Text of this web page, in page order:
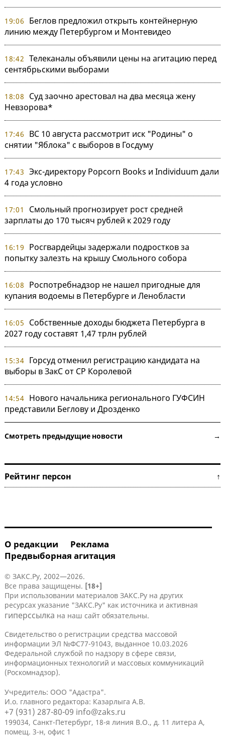
19:06
Беглов предложил открыть контейнерную
линию между Петербургом и Монтевидео
18:42 Телеканалы объявили цены на агитацию перед
сентябрьскими выборами
18:08
Суд заочно арестовал на два месяца жену
Невзорова*
17:46
ВС 10 августа рассмотрит иск "Родины" о
снятии "Яблока" с выборов в Госдуму
17:43 Экс-директору Popcorn Books и Individuum дали
4 года условно
17:01
Смольный прогнозирует рост средней
зарплаты до 170 тысяч рублей к 2029 году
16:19
Росгвардейцы задержали подростков за
попытку залезть на крышу Смольного собора
16:08
Роспотребнадзор не нашел пригодные для
купания водоемы в Петербурге и Ленобласти
16:05
Собственные доходы бюджета Петербурга в
2027 году составят 1,47 трлн рублей
15:34 Горсуд отменил регистрацию кандидата на
выборы в ЗакС от СР Королевой
14:54 Нового начальника регионального ГУФСИН
представили Беглову и Дрозденко
Смотреть предыдущие новости →
Рейтинг персон ↑
О редакции
Реклама
Предвыборная агитация
© ЗАКС.Ру, 2002—2026.
Все права защищены. [18+]
При использовании материалов ЗАКС.Ру на других
ресурсах указание "ЗАКС.Ру" как источника и активная
гиперссылка на наш сайт обязательны.
Свидетельство о регистрации средства массовой
информации ЭЛ №ФС77-91043, выданное 10.03.2026
Федеральной службой по надзору в сфере связи,
информационных технологий и массовых коммуникаций
(Роскомнадзор).
Учредитель: ООО "Адастра".
И.о. главного редактора: Казарлыга А.В.
+7 (931) 287-80-09 info@zaks.ru
199034, Санкт-Петербург, 18-я линия В.О., д. 11 литера А,
помещ. 3-н, офис 1